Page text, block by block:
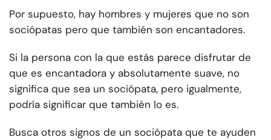
Por supuesto, hay hombres y mujeres que no son
sociópatas pero que también son encantadores.
Si la persona con la que estás parece disfrutar de
que es encantadora y absolutamente suave, no
significa que sea un sociópata, pero igualmente,
podría significar que también lo es.
Busca otros signos de un sociópata que te ayuden